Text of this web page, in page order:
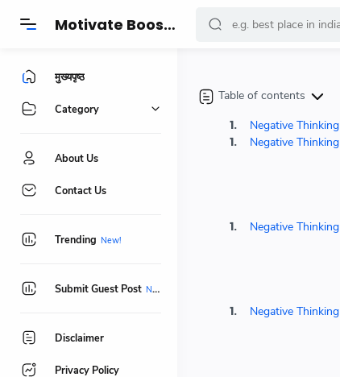
Motivate Boost - प्रेरणादायक कहानियां, सुविचार, हेल्थ, फिटनेस और जीवनशैली बदलने वाले खास टिप्स
Table of contents
Negative Thinking
Negative Thinking
Negative Thinking
Negative Thinking
मुख्यपृष्ठ
Category
About Us
Contact Us
Trending
Submit Guest Post
Disclaimer
Privacy Policy